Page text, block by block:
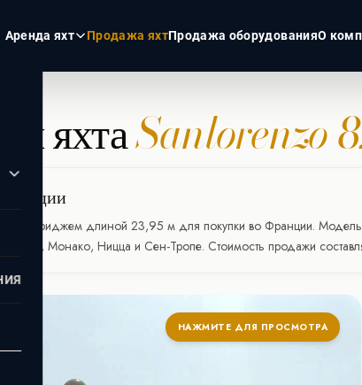
Аренда яхт
Пхукет
Мальдивы
Сейшелы
Продажа яхтПродажа оборудованияО
яхтаSanlorenzo
флайбриджем длиной 23,95 м для покупки во Франции. Модель
Монако, Ницца и Сен-Тропе. Стоимость продажи
НАЖМИТЕ ДЛЯ ПРОСМОТРА